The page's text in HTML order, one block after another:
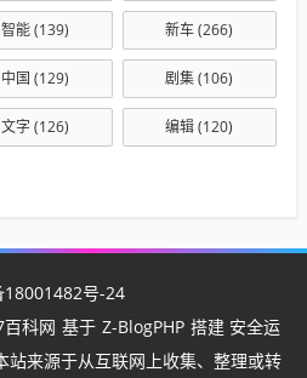
智能(139) 新车(266)
中国 (129) 剧集(106)
文字(126) 编辑(120)
18001482号-24
百科网 基于 Z-BlogPHP 搭建 安全运
来源于从互联网上收集、整理或转